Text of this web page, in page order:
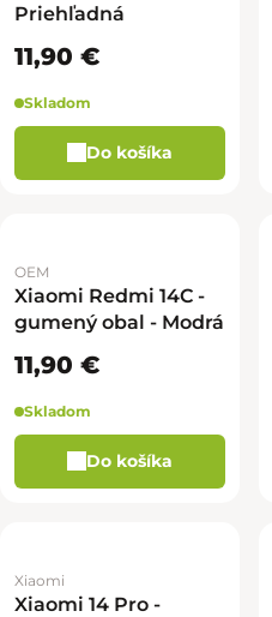
Priehľadná
11,90 €
Skladom
Do košíka
OEM
Xiaomi Redmi 14C -
gumený obal - Modrá
11,90 €
Skladom
Do košíka
Xiaomi
Xiaomi 14 Pro -